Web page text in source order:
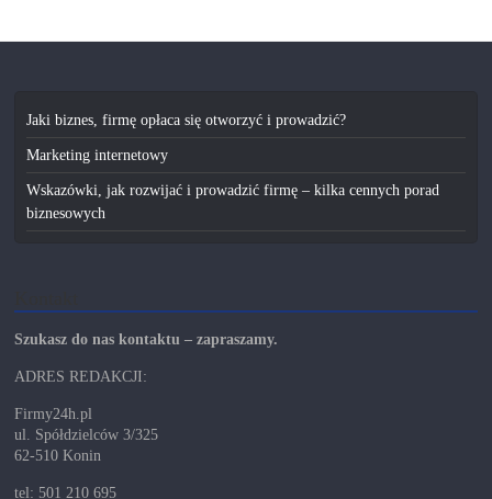
Jaki biznes, firmę opłaca się otworzyć i prowadzić?
Marketing internetowy
Wskazówki, jak rozwijać i prowadzić firmę – kilka cennych porad
biznesowych
Szukasz do nas kontaktu – zapraszamy.
ADRES REDAKCJI:
Firmy24h.pl
ul. Spółdzielców 3/325
62-510 Konin
tel: 501 210 695